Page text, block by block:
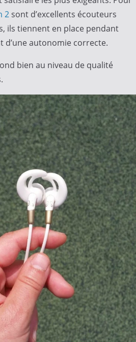
2 sont d’excellents écouteurs
ils tiennent en place pendant
d’une autonomie correcte.
bien au niveau de qualité